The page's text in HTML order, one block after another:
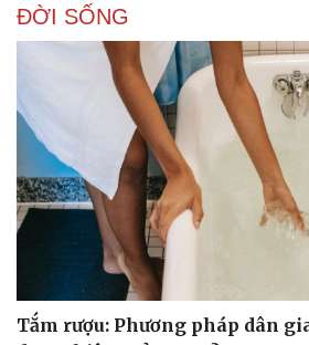
Doanh nghiệp
Thông tin doanh nghiệp
Doanh nghiệp 24h
Doanh nhân
Vì cộng đồng
Công
Sành
Tin
Trải
ĐỜI SỐNG
Tắm rượu: Phương pháp dân